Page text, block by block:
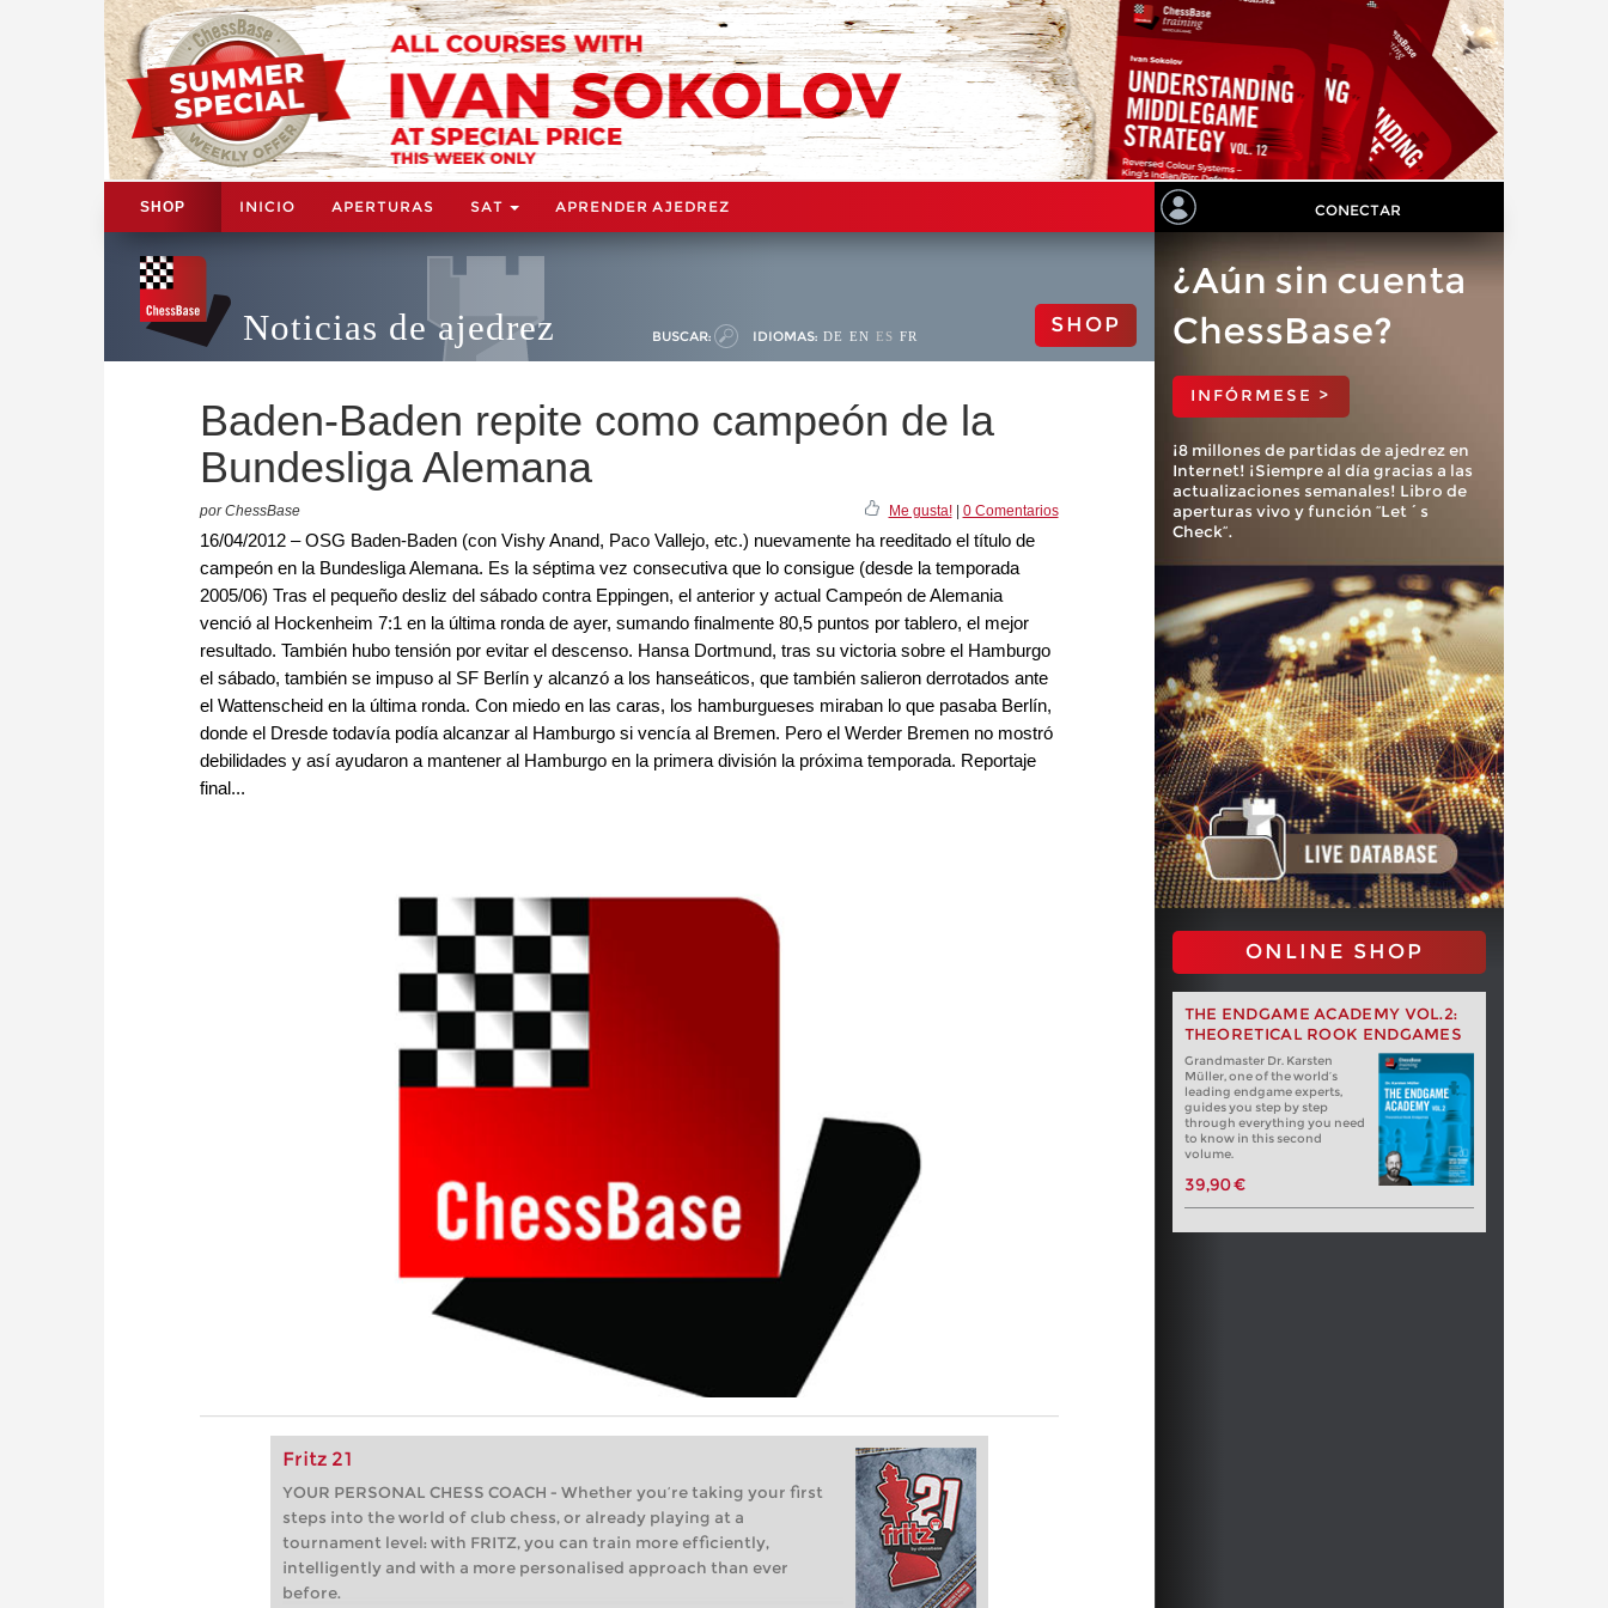
SHOP INICIO APERTURAS SAT APRENDER AJEDREZ CONECTAR
Noticias de ajedrez BUSCAR: IDIOMAS: DE EN ES FR SHOP
Baden-Baden repite como campeón de la
Bundesliga Alemana
por ChessBase Me gusta!| 0 Comentarios
16/04/2012 – OSG Baden-Baden (con Vishy Anand, Paco Vallejo, etc.) nuevamente ha reeditado el título de
campeón en la Bundesliga Alemana. Es la séptima vez consecutiva que lo consigue (desde la temporada
2005/06) Tras el pequeño desliz del sábado contra Eppingen, el anterior y actual Campeón de Alemania
venció al Hockenheim 7:1 en la última ronda de ayer, sumando finalmente 80,5 puntos por tablero, el mejor
resultado. También hubo tensión por evitar el descenso. Hansa Dortmund, tras su victoria sobre el Hamburgo
el sábado, también se impuso al SF Berlín y alcanzó a los hanseáticos, que también salieron derrotados ante
el Wattenscheid en la última ronda. Con miedo en las caras, los hamburgueses miraban lo que pasaba Berlín,
donde el Dresde todavía podía alcanzar al Hamburgo si vencía al Bremen. Pero el Werder Bremen no mostró
debilidades y así ayudaron a mantener al Hamburgo en la primera división la próxima temporada. Reportaje
final...
Fritz 21
YOUR PERSONAL CHESS COACH - Whether you’re taking your first
steps into the world of club chess, or already playing at a
tournament level: with FRITZ, you can train more efficiently,
intelligently and with a more personalised approach than ever
before.
¿Aún sin cuenta
ChessBase?
INFÓRMESE >
¡8 millones de partidas de ajedrez en
Internet! ¡Siempre al día gracias a las
actualizaciones semanales! Libro de
aperturas vivo y función “Let´s
Check”.
ONLINE SHOP
THE ENDGAME ACADEMY VOL.2:
THEORETICAL ROOK ENDGAMES
Grandmaster Dr. Karsten
Müller, one of the world’s
leading endgame experts,
guides you step by step
through everything you need
to know in this second
volume.
39,90 €